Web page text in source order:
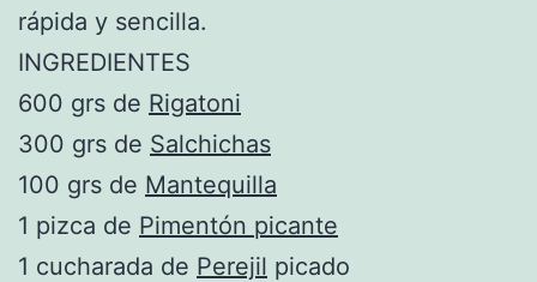
rápida y sencilla.
INGREDIENTES
600 grs de Rigatoni
300 grs de Salchichas
100 grs de Mantequilla
1 pizca de Pimentón picante
1 cucharada de Perejil picado